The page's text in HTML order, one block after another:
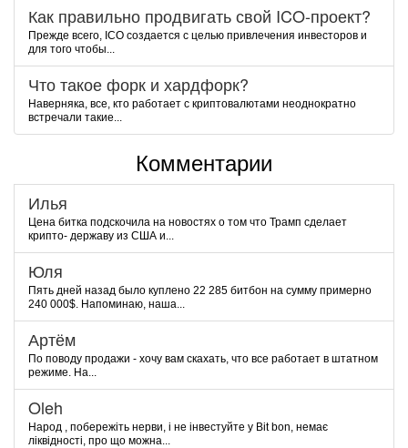
Как правильно продвигать свой ICO-проект?
Прежде всего, ICO создается с целью привлечения инвесторов и
для того чтобы...
Что такое форк и хардфорк?
Наверняка, все, кто работает с криптовалютами неоднократно
встречали такие...
Комментарии
Илья
Цена битка подскочила на новостях о том что Трамп сделает
крипто- державу из США и...
Юля
Пять дней назад было куплено 22 285 битбон на сумму примерно
240 000$. Напоминаю, наша...
Артём
По поводу продажи - хочу вам скахать, что все работает в штатном
режиме. На...
Oleh
Народ , побережіть нерви, і не інвестуйте у Bit bon, немає
ліквідності, про що можна...